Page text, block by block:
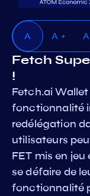
A A +
Fetch
!
Fetch.ai
fonctionnalité
redélégation
utilisateurs
FET mis en
se défaire de
fonctionnalité